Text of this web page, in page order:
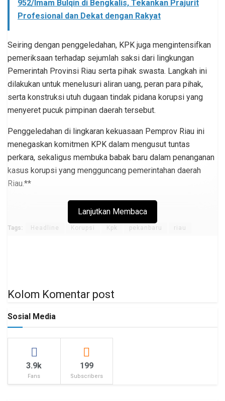
952/Imam Bulqin di Bengkalis, Tekankan Prajurit
Profesional dan Dekat dengan Rakyat
Seiring dengan penggeledahan, KPK juga mengintensifkan
pemeriksaan terhadap sejumlah saksi dari lingkungan
Pemerintah Provinsi Riau serta pihak swasta. Langkah ini
dilakukan untuk menelusuri aliran uang, peran para pihak,
serta konstruksi utuh dugaan tindak pidana korupsi yang
menyeret pucuk pimpinan daerah tersebut.
Penggeledahan di lingkaran kekuasaan Pemprov Riau ini
menegaskan komitmen KPK dalam mengusut tuntas
perkara, sekaligus membuka babak baru dalam penanganan
kasus korupsi yang mengguncang pemerintahan daerah
Riau.**
Lanjutkan Membaca
Tags: Headline Korupsi Kpk pekanbaru riau
Kolom Komentar post
Sosial Media
3.9k
Fans
199
Subscribers